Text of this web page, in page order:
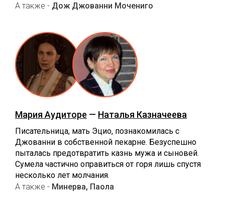
А также - Дож Джованни Мочениго
Мария Аудиторе — Наталья Казначеева
Писательница, мать Эцио, познакомилась с
Джованни в собственной пекарне. Безуспешно
пыталась предотвратить казнь мужа и сыновей.
Сумела частично оправиться от горя лишь спустя
несколько лет молчания.
А также - Минерва, Паола